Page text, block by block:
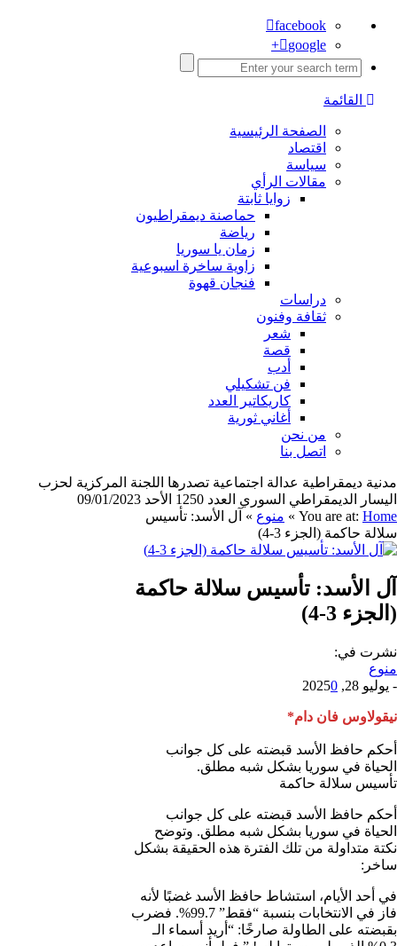
facebook
google+
القائمة
الصفحة الرئيسية
اقتصاد
سياسة
مقالات الرأي
زوايا ثابتة
حماصنة ديمقراطيون
رياضة
زمان يا سوريا
زاوية ساخرة اسبوعية
فنجان قهوة
دراسات
ثقافة وفنون
شعر
قصة
أدب
فن تشكيلي
كاريكاتير العدد
أغاني ثورية
من نحن
اتصل بنا
مدنية ديمقراطية عدالة اجتماعية تصدرها اللجنة المركزية لحزب
اليسار الديمقراطي السوري العدد 1250 الأحد 09/01/2023
You are at: Home
» منوع » آل الأسد: تأسيس
سلالة حاكمة (الجزء 3-4)
آل الأسد: تأسيس سلالة حاكمة
(الجزء 3-4)
نشرت في:
منوع
- يوليو 28, 2025 0
نيقولاوس فان دام*
أحكم حافظ الأسد قبضته على كل جوانب
الحياة في سوريا بشكل شبه مطلق.
تأسيس سلالة حاكمة
أحكم حافظ الأسد قبضته على كل جوانب
الحياة في سوريا بشكل شبه مطلق. وتوضح
نكتة متداولة من تلك الفترة هذه الحقيقة بشكل
ساخر:
في أحد الأيام، استشاط حافظ الأسد غضبًا لأنه
فاز في الانتخابات بنسبة “فقط” 99.7%. فضرب
بقبضته على الطاولة صارخًا: “أريد أسماء الـ